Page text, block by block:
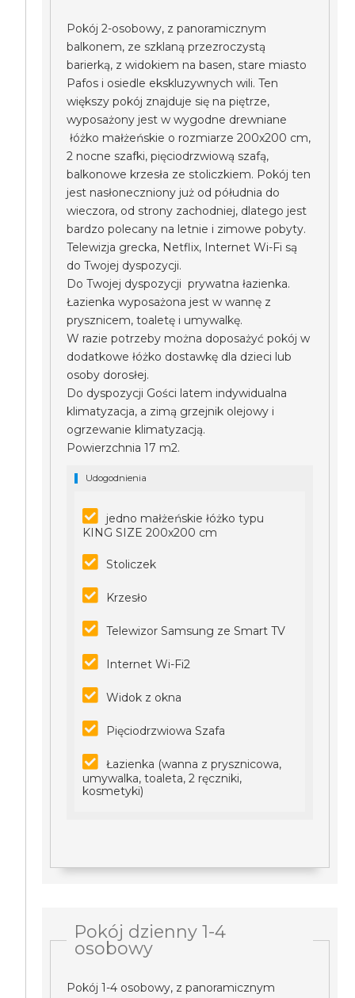
Pokój 2-osobowy, z panoramicznym
balkonem, ze szklaną przezroczystą
barierką, z widokiem na basen, stare miasto
Pafos i osiedle ekskluzywnych wili. Ten
większy pokój znajduje się na piętrze,
wyposażony jest w wygodne drewniane
łóżko małżeńskie o rozmiarze 200x200 cm,
2 nocne szafki, pięciodrzwiową szafą,
balkonowe krzesła ze stoliczkiem. Pokój ten
jest nasłoneczniony już od półudnia do
wieczora, od strony zachodniej, dlatego jest
bardzo polecany na letnie i zimowe pobyty.
Telewizja grecka, Netflix, Internet Wi-Fi są
do Twojej dyspozycji.
Do Twojej dyspozycji prywatna łazienka.
Łazienka wyposażona jest w wannę z
prysznicem, toaletę i umywalkę.
W razie potrzeby można doposażyć pokój w
dodatkowe łóżko dostawkę dla dzieci lub
osoby dorosłej.
Do dyspozycji Gości latem indywidualna
klimatyzacja, a zimą grzejnik olejowy i
ogrzewanie klimatyzacją.
Powierzchnia 17 m2.
Udogodnienia
jedno małżeńskie łóżko typu
KING SIZE 200x200 cm
Stoliczek
Krzesło
Telewizor Samsung ze Smart TV
Internet Wi-Fi2
Widok z okna
Pięciodrzwiowa Szafa
Łazienka (wanna z prysznicowa,
umywalka, toaleta, 2 ręczniki,
kosmetyki)
Pokój dzienny 1-4
osobowy
Pokój 1-4 osobowy, z panoramicznym